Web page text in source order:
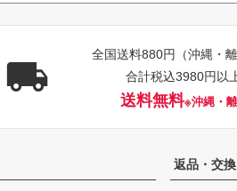
全国送料880円（沖縄・
合計税込3980円以
送料無料※沖縄・
返品・交換